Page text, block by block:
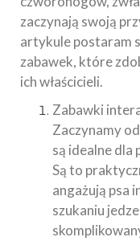
zaczynają swoją
artykule postaram
zabawek, które
ich właścicieli.
Zabawki
Zaczynamy
są idealne dla
Są to
angażują psa
szukaniu